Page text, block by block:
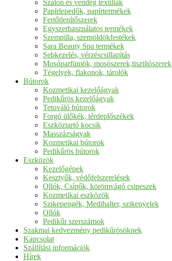
Szalon és vendég textíliák
Papírlepedők, papírtermékek
Fertőtlenítőszerek
Egyszerhasználatos termékek
Szempilla, szemöldökfestékek
Sara Beauty Spa termékek
Sebkezelés, vérzéscsillapítás
Mosóparfümök, mosószerek,tisztítószerek
Tégelyek, flakonok, tárolók
Bútorok
Kozmetikai kezelőágyak
Pedikűrös kezelőágyak
Tetováló bútorok
Forgó ülőkék, térdeplőszékek
Eszköztartó kocsik
Masszázságyak
Kozmetikai bútorok
Pedikűrös bútorok
Eszközök
Kezelőgépek
Kesztyűk, védőfelszerelések
Ollók, Csípők, körömvágó csipeszek
Kozmetikai eszközök
Szikepengék, Medihalter, szikenyelek
Ollók
Pedikűr szerszámok
Szakmai kedvezmény pedikűrösöknek
Kapcsolat
Szállítási információk
Hírek